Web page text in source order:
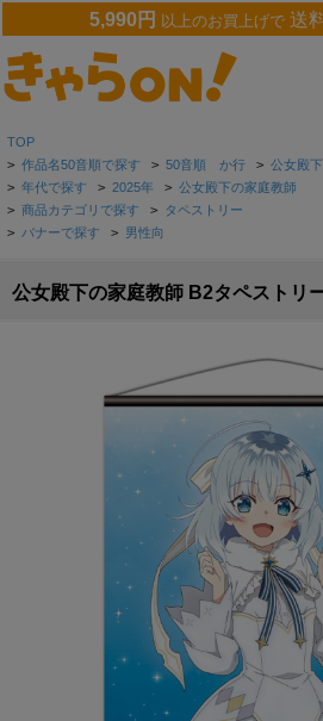
5,990円 以上のお買上げで 送
TOP
> 作品名50音順で探す > 50音順 か行 > 公女殿
> 年代で探す > 2025年 > 公女殿下の家庭教師
> 商品カテゴリで探す > タペストリー
> バナーで探す > 男性向
公女殿下の家庭教師 B2タペストリ